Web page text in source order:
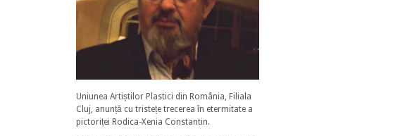
Uniunea Artiștilor Plastici din România, Filiala
Cluj, anunță cu tristețe trecerea în etermitate a
pictoriței Rodica-Xenia Constantin.